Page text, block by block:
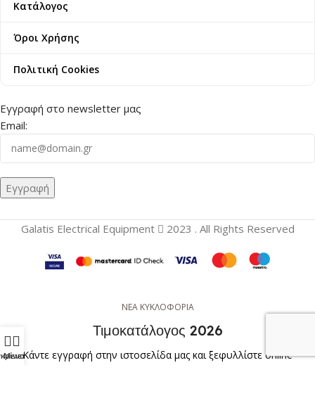
Κατάλογος
Όροι Χρήσης
Πολιτική Cookies
Εγγραφή στο newsletter μας
Email:
Galatis Electrical Equipment 2023 . All Rights Reserved
ΝΕΑ ΚΥΚΛΟΦΟΡΙΑ
Τιμοκατάλογος 2026
Κάντε εγγραφή στην ιστοσελίδα μας και ξεφυλλίστε online
Μενού